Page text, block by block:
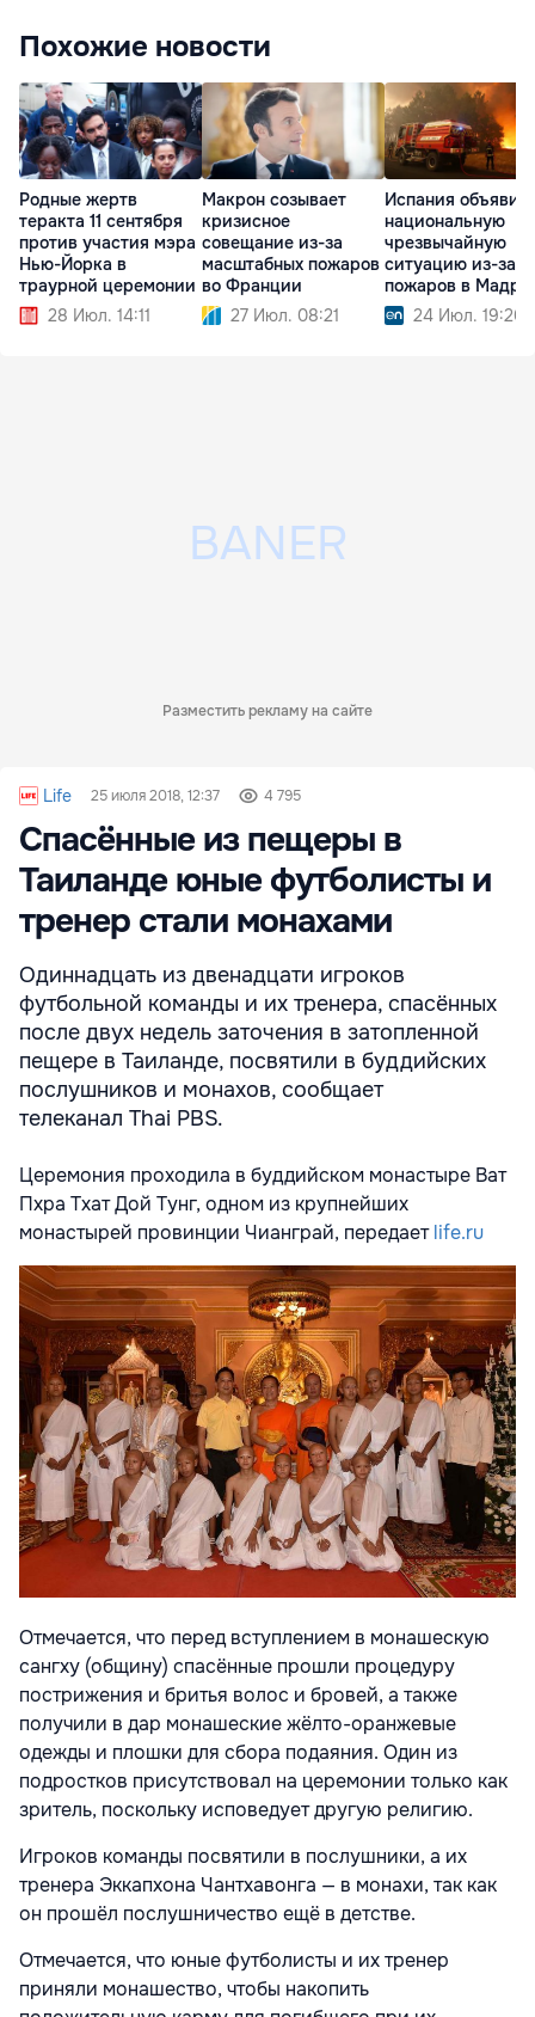
Похожие новости
Родные жертв
теракта 11 сентября
против участия мэра
Нью-Йорка в
траурной церемонии
28 Июл. 14:11
Макрон созывает
кризисное
совещание из-за
масштабных пожаров
во Франции
27 Июл. 08:21
Испания
национальную
чрезвычайную
ситуацию из-за
пожаров в
Авиле24 Июл. 19:20
Разместить рекламу на сайте
Life 25 июля 2018, 12:37 4 795
Спасённые из пещеры в
Таиланде юные футболисты и
тренер стали монахами
Одиннадцать из двенадцати игроков
футбольной команды и их тренера, спасённых
после двух недель заточения в затопленной
пещере в Таиланде, посвятили в буддийских
послушников и монахов, сообщает
телеканал Thai PBS.
Церемония проходила в буддийском монастыре Ват
Пхра Тхат Дой Тунг, одном из крупнейших
монастырей провинции Чианграй, передаетlife.ru
Отмечается, что перед вступлением в монашескую
сангху (общину) спасённые прошли процедуру
пострижения и бритья волос и бровей, а также
получили в дар монашеские жёлто-оранжевые
одежды и плошки для сбора подаяния. Один из
подростков присутствовал на церемонии только как
зритель, поскольку исповедует другую религию.
Игроков команды посвятили в послушники, а их
тренера Эккапхона Чантхавонга — в монахи, так как
он прошёл послушничество ещё в детстве.
Отмечается, что юные футболисты и их тренер
приняли монашество, чтобы накопить